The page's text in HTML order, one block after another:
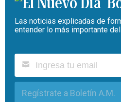
Las noticias explicadas de
entender lo más importante del
Regístrate a Boletín A.M.